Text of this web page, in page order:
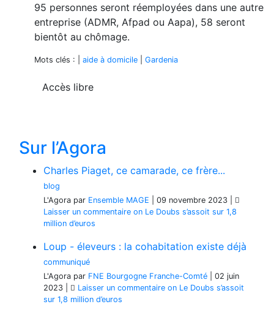
95 personnes seront réemployées dans une autre
entreprise (ADMR, Afpad ou Aapa), 58 seront
bientôt au chômage.
Mots clés : | aide à domicile Gardenia
Accès libre
Sur l’Agora
Charles Piaget, ce camarade, ce frère...
blog
L'Agora par Ensemble MAGE 09 novembre 2023
Laisser un commentaire on Le Doubs s’assoit sur 1,8
million d’euros
Loup - éleveurs : la cohabitation existe déjà
communiqué
L'Agora par FNE Bourgogne Franche-Comté
02 juin
2023
Laisser un commentaire on Le Doubs s’assoit
sur 1,8 million d’euros